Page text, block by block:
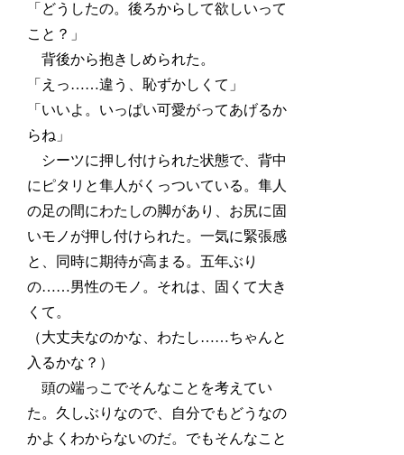
「どうしたの。後ろからして欲しいって
こと？」
背後から抱きしめられた。
「えっ……違う、恥ずかしくて」
「いいよ。いっぱい可愛がってあげるか
らね」
シーツに押し付けられた状態で、背中
にピタリと隼人がくっついている。隼人
の足の間にわたしの脚があり、お尻に固
いモノが押し付けられた。一気に緊張感
と、同時に期待が高まる。五年ぶり
の……男性のモノ。それは、固くて大き
くて。
（大丈夫なのかな、わたし……ちゃんと
入るかな？）
頭の端っこでそんなことを考えてい
た。久しぶりなので、自分でもどうなの
かよくわからないのだ。でもそんなこと